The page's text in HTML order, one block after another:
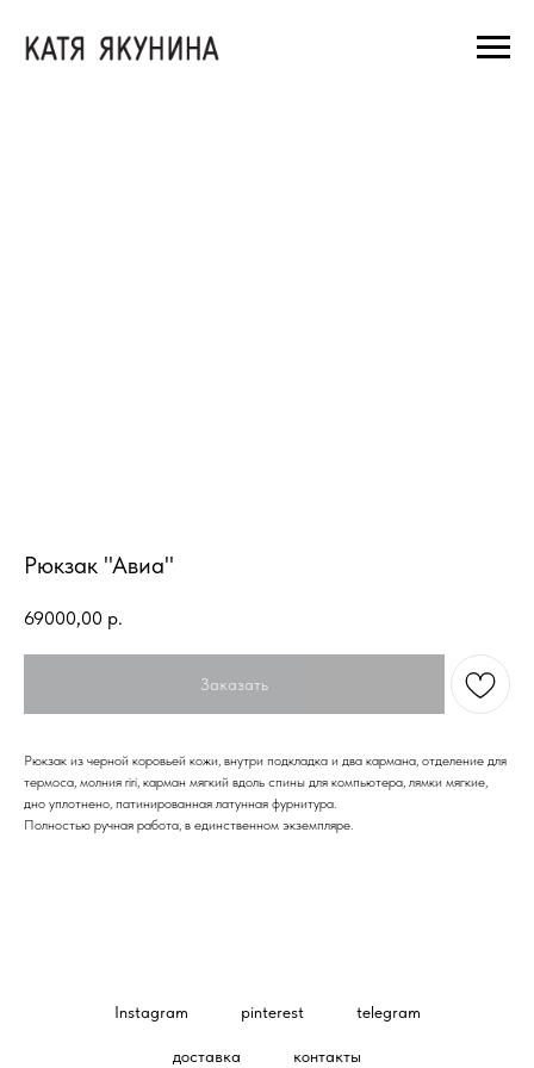
Рюкзак "Авиа"
69000,00 р.
Заказать
Рюкзак из черной коровьей кожи, внутри подкладка и два кармана, отделение для
термоса, молния riri, карман мягкий вдоль спины для компьютера, лямки мягкие,
дно уплотнено, патинированная латунная фурнитура.
Полностью ручная работа, в единственном экземпляре.
Instagram pinterest telegram
доставка контакты